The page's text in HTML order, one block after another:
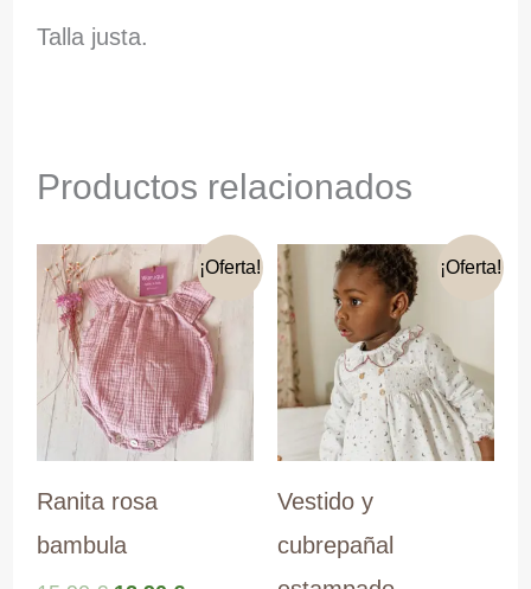
Talla justa.
Productos relacionados
¡Oferta!
Ranita rosa
bambula
¡Oferta!
Vestido y
cubrepañal